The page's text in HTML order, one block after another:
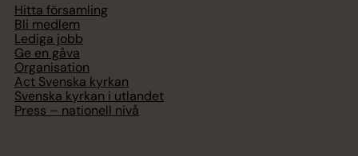
Hitta församling
Bli medlem
Lediga jobb
Ge en gåva
Organisation
Act Svenska kyrkan
Svenska kyrkan i utlandet
Press – nationell nivå